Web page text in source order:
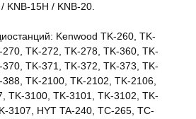
KNB-15H / KNB-20.
Kenwood TK-260, TK-
270, TK-272, TK-278, TK-360, TK-
370, TK-371, TK-372, TK-373, TK-
TK-2100, TK-2102, TK-2106,
TK-3100, TK-3101, TK-3102, TK-
3107, HYT TA-240, TC-265, TC-